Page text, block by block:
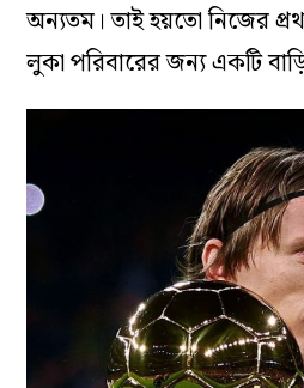
অন্যতম। তাই হয়তো নিজের
লুকা পরিবারের জন্য একটি